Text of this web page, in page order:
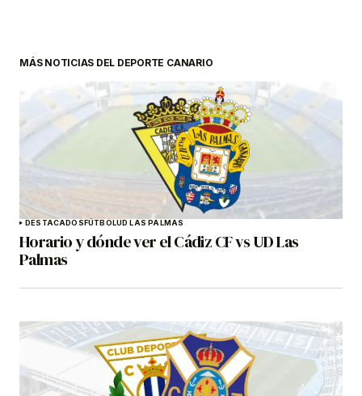
MÁS NOTICIAS DEL DEPORTE CANARIO
DESTACADOS FÚTBOLUD LAS PALMAS
Horario y dónde ver el Cádiz CF vs UD Las
Palmas